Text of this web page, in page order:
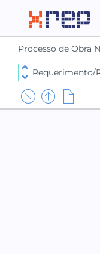
Processo de Obra
Requerimento/
PARTE